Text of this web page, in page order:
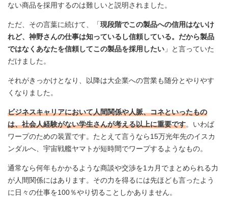
ない商品を採用するのは難しいと説明されました。
ただ、その言葉に続けて、「現段階でこの製品への信用はないけ
れど、神野さんの仕事は知っているし信頼している。だから製品
ではなくあなたを信頼してこの製品を採用したい 」と言っていた
だけました。
それがきっかけとなり、以降は大企業への営業も随分とやりやす
くなりました。
ビジネスキャリアにおいて人間関係や人脈、コネといったもの
は、社会人経験がない学生さんが考える以上に重要です。いわば
ワープのための装置です。たとえて言うなら15万光年先のイスカ
ンダルへ、宇宙戦艦ヤマトが短時間でワープするようなもの。
通常なら何年もかかるような商談や交渉を1カ月でまとめられる力
が人間関係にはあります。その力を得るには先ほども言ったよう
に日々の仕事を100％やり切ることしかありません。